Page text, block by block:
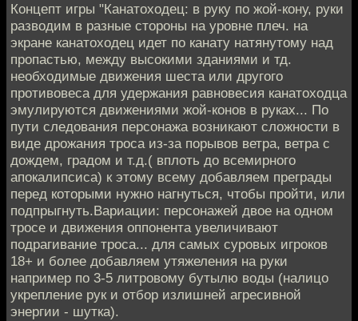
Концепт игры "Канатоходец: в руку по жой-кону, руки
разводим в разные стороны на уровне плеч. на
экране канатоходец идет по канату натянутому над
пропастью, между высокими зданиями и тд.
необходимые движения шеста или другого
противовеса для удержания равновесия канатоходца
эмулируются движениями жой-конов в руках... По
пути следования персонажа возникают сложности в
виде дрожания троса из-за порывов ветра, ветра с
дождем, градом и т.д.( вплоть до всемирного
апокалипсиса) к этому всему добавляем преграды
перед которыми нужно нагнуться, чтобы пройти, или
подпрыгнуть.Вариации: персонажей двое на одном
тросе и движения оппонента увеличивают
подрагивание троса... для самых суровых игроков
18+ и более добавляем утяжеления на руки
например по 3-5 литровому бутылю воды (налицо
укрепление рук и отбор излишней агресивной
энергии - шутка).